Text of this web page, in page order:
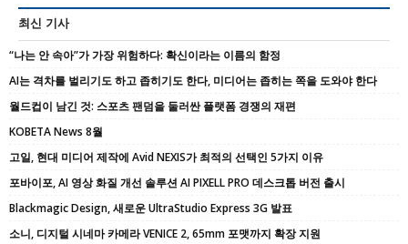
최신 기사
“나는 안 속아”가 가장 위험하다: 확신이라는 이름의 함정
AI는 격차를 벌리기도 하고 좁히기도 한다, 미디어는 좁히는 쪽을 도와야 한다
월드컵이 남긴 것: 스포츠 팬덤을 둘러싼 플랫폼 경쟁의 재편
KOBETA News 8월
고일, 현대 미디어 제작에 Avid NEXIS가 최적의 선택인 5가지 이유
포바이포, AI 영상 화질 개선 솔루션 AI PIXELL PRO 데스크톱 버전 출시
Blackmagic Design, 새로운 UltraStudio Express 3G 발표
소니, 디지털 시네마 카메라 VENICE 2, 65mm 포맷까지 확장 지원